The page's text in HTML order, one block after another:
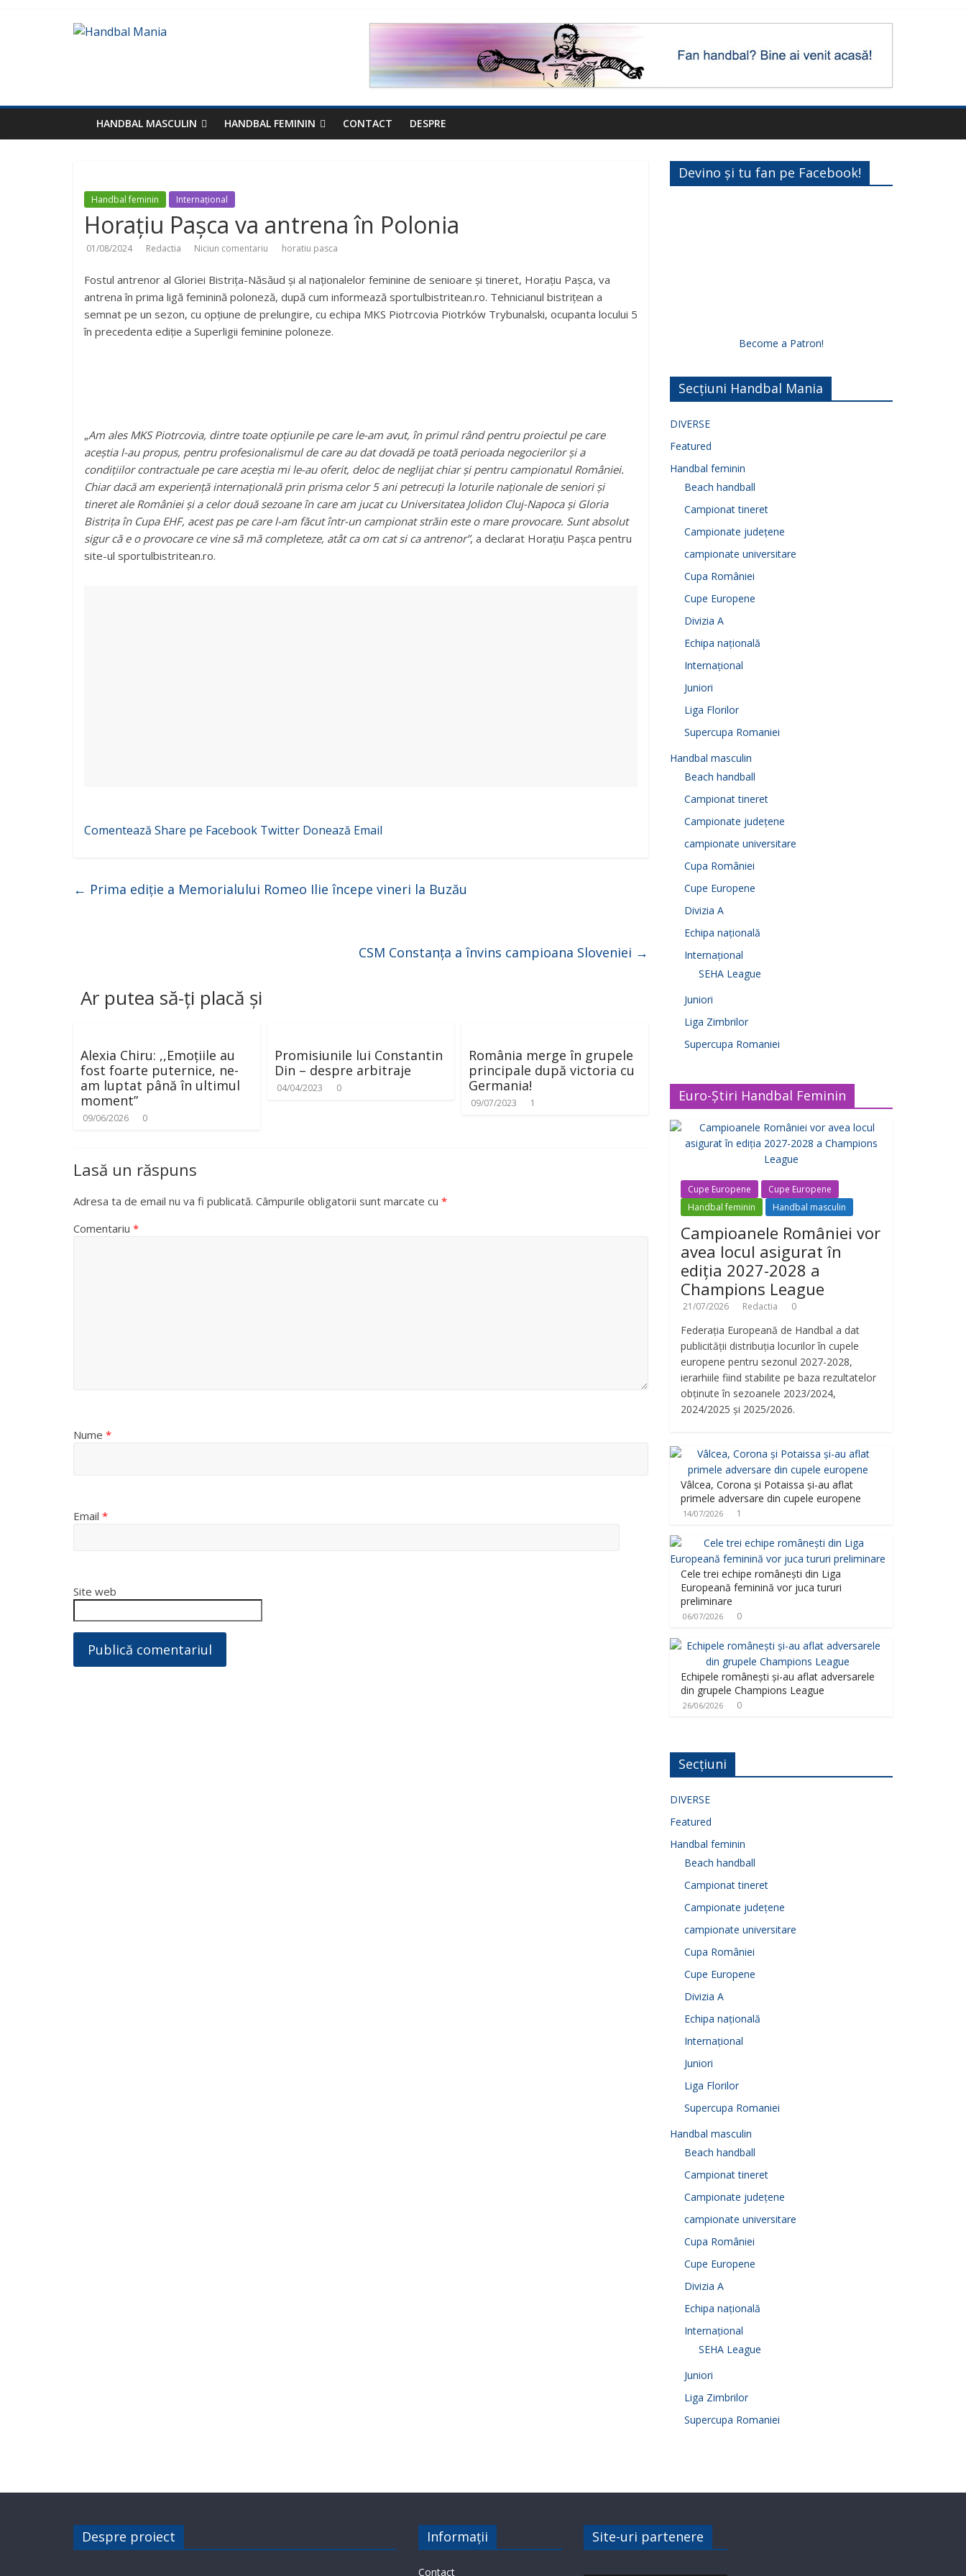
HANDBAL MASCULIN HANDBAL FEMININ CONTACT DESPRE
Handbal feminin Internațional
Horațiu Pașca va antrena în Polonia
01/08/2024 Redactia Niciun comentariu horatiu pasca
Fostul antrenor al Gloriei Bistrița-Năsăud și al naționalelor feminine de senioare și tineret, Horațiu Pașca, va
antrena în prima ligă feminină poloneză, după cum informează sportulbistritean.ro. Tehnicianul bistrițean a
semnat pe un sezon, cu opțiune de prelungire, cu echipa MKS Piotrcovia Piotrków Trybunalski, ocupanta locului 5
în precedenta ediție a Superligii feminine poloneze.
„Am ales MKS Piotrcovia, dintre toate opțiunile pe care le-am avut, în primul rând pentru proiectul pe care
aceștia l-au propus, pentru profesionalismul de care au dat dovadă pe toată perioada negocierilor și a
condițiilor contractuale pe care aceștia mi le-au oferit, deloc de neglijat chiar și pentru campionatul României.
Chiar dacă am experiență internațională prin prisma celor 5 ani petrecuți la loturile naționale de seniori și
tineret ale României și a celor două sezoane în care am jucat cu Universitatea Jolidon Cluj-Napoca și Gloria
Bistrița în Cupa EHF, acest pas pe care l-am făcut într-un campionat străin este o mare provocare. Sunt absolut
sigur că e o provocare ce vine să mă completeze, atât ca om cat si ca antrenor”, a declarat Horațiu Pașca pentru
site-ul sportulbistritean.ro.
Comentează Share pe Facebook Twitter Donează Email
← Prima ediție a Memorialului Romeo Ilie începe vineri la Buzău
CSM Constanța a învins campioana Sloveniei →
Ar putea să-ți placă și
Alexia Chiru: ,,Emoțiile au
fost foarte puternice, ne-
am luptat până în ultimul
moment”
09/06/2026 0
Promisiunile lui Constantin
Din – despre arbitraje
04/04/2023 0
România merge în grupele
principale după victoria cu
Germania!
09/07/2023 1
Lasă un răspuns
Adresa ta de email nu va fi publicată. Câmpurile obligatorii sunt marcate cu *
Comentariu *
Nume *
Email *
Site web
Devino și tu fan pe Facebook!
Become a Patron!
Secțiuni Handbal Mania
DIVERSE
Featured
Handbal feminin
Beach handball
Campionat tineret
Campionate județene
campionate universitare
Cupa României
Cupe Europene
Divizia A
Echipa națională
Internațional
Juniori
Liga Florilor
Supercupa Romaniei
Handbal masculin
Beach handball
Campionat tineret
Campionate județene
campionate universitare
Cupa României
Cupe Europene
Divizia A
Echipa națională
Internațional
SEHA League
Juniori
Liga Zimbrilor
Supercupa Romaniei
Euro-Știri Handbal Feminin
Cupe Europene
Cupe Europene
Handbal feminin
Handbal masculin
Campioanele României vor
avea locul asigurat în
ediția 2027-2028 a
Champions League
21/07/2026 Redactia 0
Federația Europeană de Handbal a dat
publicității distribuția locurilor în cupele
europene pentru sezonul 2027-2028,
ierarhiile fiind stabilite pe baza rezultatelor
obținute în sezoanele 2023/2024,
2024/2025 și 2025/2026.
Vâlcea, Corona și Potaissa și-au aflat
primele adversare din cupele europene
14/07/2026 1
Cele trei echipe românești din Liga
Europeană feminină vor juca tururi
preliminare
06/07/2026 0
Echipele românești și-au aflat adversarele
din grupele Champions League
26/06/2026 0
Secțiuni
DIVERSE
Featured
Handbal feminin
Beach handball
Campionat tineret
Campionate județene
campionate universitare
Cupa României
Cupe Europene
Divizia A
Echipa națională
Internațional
Juniori
Liga Florilor
Supercupa Romaniei
Handbal masculin
Beach handball
Campionat tineret
Campionate județene
campionate universitare
Cupa României
Cupe Europene
Divizia A
Echipa națională
Internațional
SEHA League
Juniori
Liga Zimbrilor
Supercupa Romaniei
Despre proiect Informații
Contact
Site-uri partenere